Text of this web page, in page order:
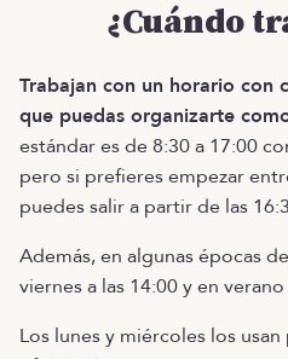
¿Cuándo
Trabajan con un horario con
que puedas organizarte
estándar es de 8:30 a 17:00
pero si prefieres empezar
puedes salir a partir de las
Además, en algunas épocas
viernes a las 14:00 y en
Los lunes y miércoles los